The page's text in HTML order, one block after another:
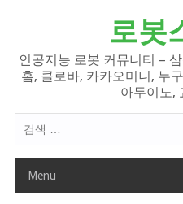
로봇
인공지능 로봇 커뮤니티 –
홈, 클로바, 카카오미니, 누
아두이노,
색
Menu